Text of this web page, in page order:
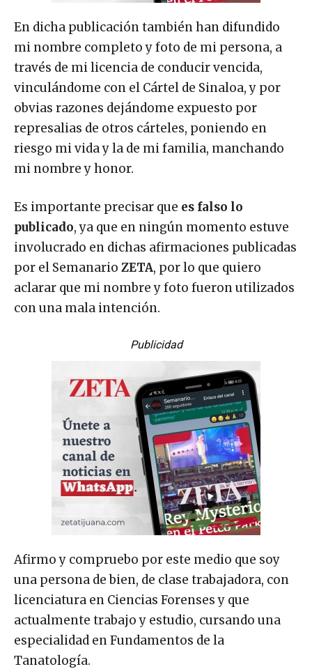
En dicha publicación también han difundido
mi nombre completo y foto de mi persona, a
través de mi licencia de conducir vencida,
vinculándome con el Cártel de Sinaloa, y por
obvias razones dejándome expuesto por
represalias de otros cárteles, poniendo en
riesgo mi vida y la de mi familia, manchando
mi nombre y honor.
Es importante precisar que es falso lo
publicado, ya que en ningún momento estuve
involucrado en dichas afirmaciones publicadas
por el Semanario ZETA, por lo que quiero
aclarar que mi nombre y foto fueron utilizados
con una mala intención.
Publicidad
Afirmo y compruebo por este medio que soy
una persona de bien, de clase trabajadora, con
licenciatura en Ciencias Forenses y que
actualmente trabajo y estudio, cursando una
especialidad en Fundamentos de la
Tanatología.